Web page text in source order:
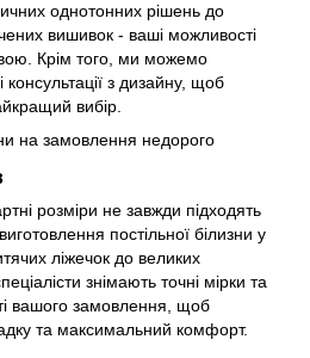
однотонних рішень до
вишивок - ваші можливості
Крім того, ми можемо
з дизайну, щоб
вибір.
розміри не завжди підходять
постільної білизни у
ліжечок до великих
знімають точні мірки та
вашого замовлення, щоб
та максимальний комфорт.